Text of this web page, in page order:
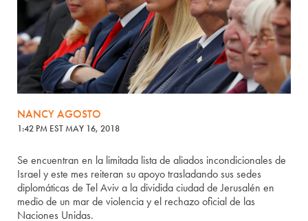
NANCY AGOSTO
1:42 PM EST MAY 16, 2018
Se encuentran en la limitada lista de aliados incondicionales de
Israel y este mes reiteran su apoyo trasladando sus sedes
diplomáticas de Tel Aviv a la dividida ciudad de Jerusalén en
medio de un mar de violencia y el rechazo oficial de las
Naciones Unidas.